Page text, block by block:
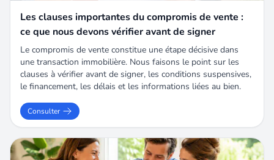
Les clauses importantes du compromis de vente :
ce que nous devons vérifier avant de signer
Le compromis de vente constitue une étape décisive dans
une transaction immobilière. Nous faisons le point sur les
clauses à vérifier avant de signer, les conditions suspensives,
le financement, les délais et les informations liées au bien.
Consulter